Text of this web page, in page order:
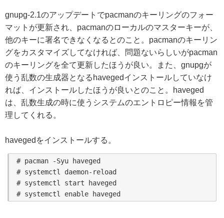
gnupg-2.1のアップデートでpacmanのキーリングのフォー
マットが更新され、pacmanのローカルのマスターキーが、
他のキーに署名できなくなるとのこと。pacmanのキーリン
グをカスタマイズしてなければ、問題ないらしいがpacman
のキーリングを全て更新したほうが良い。また、gnupgが
使う乱数の生成器となるhavegedインストールしていなけ
れば、インストールしたほうが良いとのこと。haveged
は、乱数生成の時に使うシステムのエントロピー情報を管
理してくれる。
havegedをインストールする。
# pacman -Syu haveged
# systemctl daemon-reload
# systemctl start haveged